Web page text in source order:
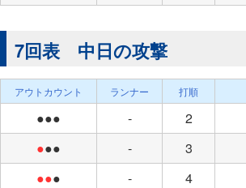
7回表 中日の攻撃
アウトカウント ランナー 打順
●●● - 2
●●● - 3
●●● - 4